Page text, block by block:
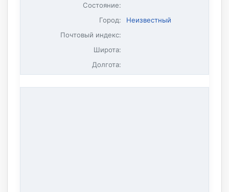
Состояние:
Город:
Неизвестный
Почтовый индекс:
Широта:
Долгота: